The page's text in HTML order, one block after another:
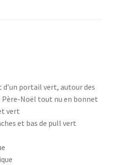
portail vert, autour des
Noël tout nu en bonnet
vert
et bas de pull vert